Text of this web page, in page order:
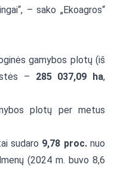
– sako „Ekoagros“
gamybos plotų (iš
– 285 037,09 ha,
plotų per metus
sudaro 9,78 proc.nuo
(2024 m. buvo 8,6